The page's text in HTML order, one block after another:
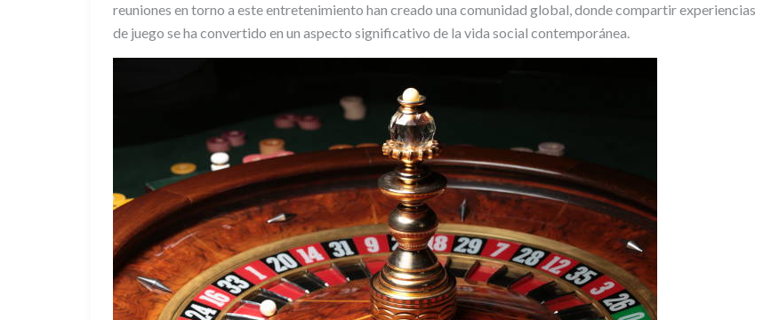
reuniones en torno a este entretenimiento han creado una comunidad global, donde compartir experiencias
de juego se ha convertido en un aspecto significativo de la vida social contemporánea.